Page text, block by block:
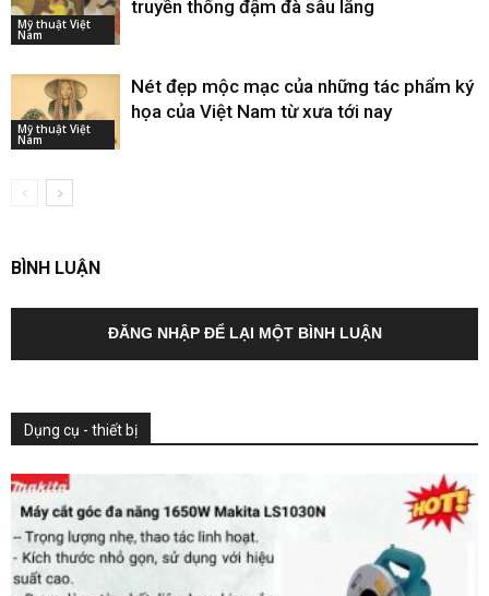
Mỹ thuật Việt
Nam
truyền thống đậm đà sâu lắng
Mỹ thuật Việt
Nam
Nét đẹp mộc mạc của những tác phẩm ký
họa của Việt Nam từ xưa tới nay
BÌNH LUẬN
ĐĂNG NHẬP ĐỂ LẠI MỘT BÌNH LUẬN
Dụng cụ - thiết bị